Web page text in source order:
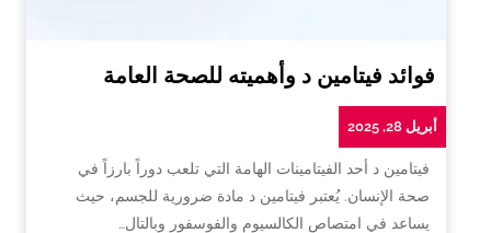
فوائد فيتامين د وأهميته للصحة العامة
أبريل 28, 2025
فيتامين د أحد الفيتامينات الهامة التي تلعب دوراً بارزاً في
صحة الإنسان. يُعتبر فيتامين د مادة ضرورية للجسم، حيث
يساعد في امتصاص الكالسيوم والفوسفور وبالتال…